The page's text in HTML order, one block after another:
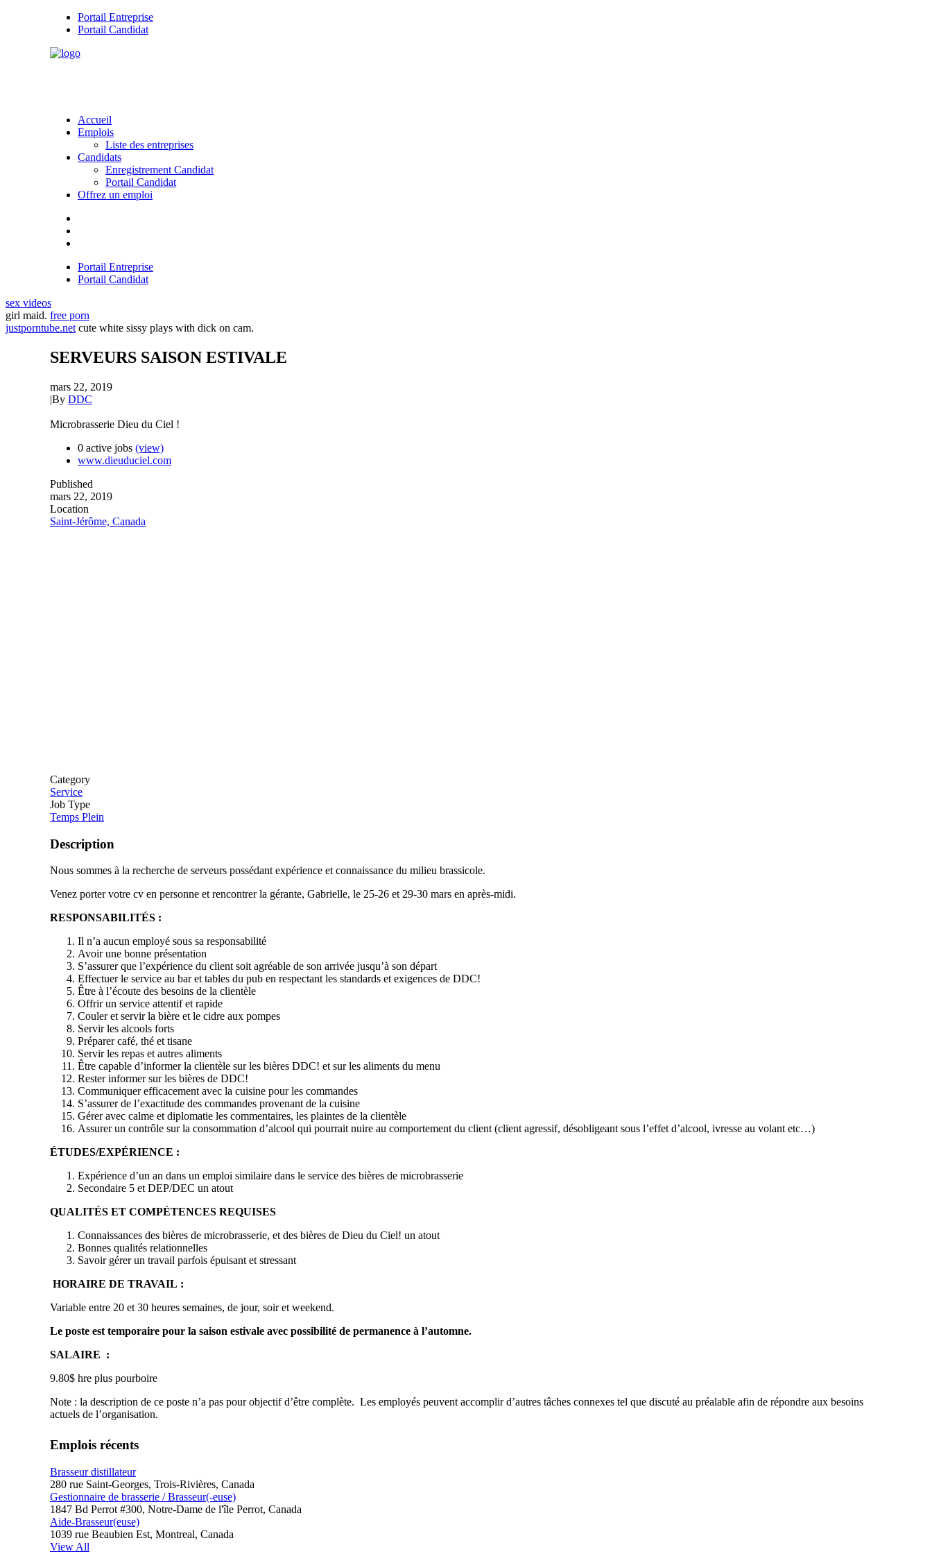
Portail Entreprise
Portail Candidat
Accueil
Emplois
Liste des entreprises
Candidats
Enregistrement Candidat
Portail Candidat
Offrez un emploi
Portail Entreprise
Portail Candidat
sex videos
girl maid. free porn
justporntube.net cute white sissy plays with dick on cam.
SERVEURS SAISON ESTIVALE
mars 22, 2019
|By DDC
Microbrasserie Dieu du Ciel !
0 active jobs (view)
www.dieuduciel.com
Published
mars 22, 2019
Location
Saint-Jérôme, Canada
Category
Service
Job Type
Temps Plein
Description
Nous sommes à la recherche de serveurs possédant expérience et connaissance du milieu brassicole.
Venez porter votre cv en personne et rencontrer la gérante, Gabrielle, le 25-26 et 29-30 mars en après-midi.
RESPONSABILITÉS :
Il n’a aucun employé sous sa responsabilité
Avoir une bonne présentation
S’assurer que l’expérience du client soit agréable de son arrivée jusqu’à son départ
Effectuer le service au bar et tables du pub en respectant les standards et exigences de DDC!
Être à l’écoute des besoins de la clientèle
Offrir un service attentif et rapide
Couler et servir la bière et le cidre aux pompes
Servir les alcools forts
Préparer café, thé et tisane
Servir les repas et autres aliments
Être capable d’informer la clientèle sur les bières DDC! et sur les aliments du menu
Rester informer sur les bières de DDC!
Communiquer efficacement avec la cuisine pour les commandes
S’assurer de l’exactitude des commandes provenant de la cuisine
Gérer avec calme et diplomatie les commentaires, les plaintes de la clientèle
Assurer un contrôle sur la consommation d’alcool qui pourrait nuire au comportement du client (client agressif, désobligeant sous l’effet d’alcool, ivresse au volant etc…)
ÉTUDES/EXPÉRIENCE :
Expérience d’un an dans un emploi similaire dans le service des bières de microbrasserie
Secondaire 5 et DEP/DEC un atout
QUALITÉS ET COMPÉTENCES REQUISES
Connaissances des bières de microbrasserie, et des bières de Dieu du Ciel! un atout
Bonnes qualités relationnelles
Savoir gérer un travail parfois épuisant et stressant
HORAIRE DE TRAVAIL :
Variable entre 20 et 30 heures semaines, de jour, soir et weekend.
Le poste est temporaire pour la saison estivale avec possibilité de permanence à l’automne.
SALAIRE :
9.80$ hre plus pourboire
Note : la description de ce poste n’a pas pour objectif d’être complète. Les employés peuvent accomplir d’autres tâches connexes tel que discuté au préalable afin de répondre aux besoins
actuels de l’organisation.
Emplois récents
Brasseur distillateur
280 rue Saint-Georges, Trois-Rivières, Canada
Gestionnaire de brasserie / Brasseur(-euse)
1847 Bd Perrot #300, Notre-Dame de l'île Perrot, Canada
Aide-Brasseur(euse)
1039 rue Beaubien Est, Montreal, Canada
View All